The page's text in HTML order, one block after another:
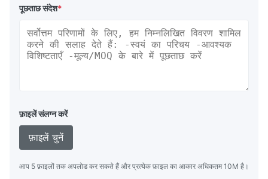
पूछताछ संदेश*
फ़ाइलें संलग्न करें
फ़ाइलें चुनें
आप 5 फ़ाइलों तक अपलोड कर सकते हैं और प्रत्येक फ़ाइल का आकार अधिकतम 10M है।